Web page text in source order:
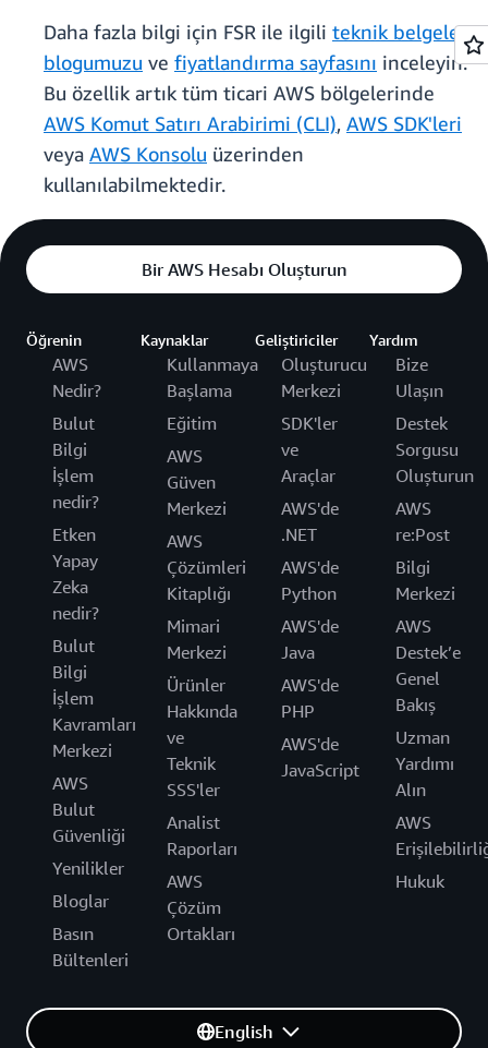
Daha fazla bilgi için FSR ile ilgili teknik belgeleri,
blogumuzu ve fiyatlandırma sayfasını inceleyin.
Bu özellik artık tüm ticari AWS bölgelerinde
AWS Komut Satırı Arabirimi (CLI), AWS SDK'leri
veya AWS Konsolu üzerinden
kullanılabilmektedir.
Bir AWS Hesabı Oluşturun
Öğrenin
AWS
Nedir?
Bulut
Bilgi
İşlem
nedir?
Etken
Yapay
Zeka
nedir?
Bulut
Bilgi
İşlem
Kavramları
Merkezi
AWS
Bulut
Güvenliği
Yenilikler
Bloglar
Basın
Bültenleri
Kaynaklar
Kullanmaya
Başlama
Eğitim
AWS
Güven
Merkezi
AWS
Çözümleri
Kitaplığı
Mimari
Merkezi
Ürünler
Hakkında
ve
Teknik
SSS'ler
Analist
Raporları
AWS
Çözüm
Ortakları
Geliştiriciler
Oluşturucu
Merkezi
SDK'ler
ve
Araçlar
AWS'de
.NET
AWS'de
Python
AWS'de
Java
AWS'de
PHP
AWS'de
JavaScript
Yardım
Bize
Ulaşın
Destek
Sorgusu
Oluşturun
AWS
re:Post
Bilgi
Merkezi
AWS
Destek’e
Genel
Bakış
Uzman
Yardımı
Alın
AWS
Hukuk
English